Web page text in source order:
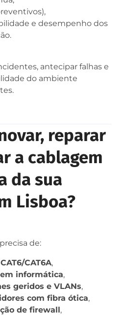
e desempenho dos
antecipar falhas e
do ambiente
reparar
a cablagem
da sua
Lisboa?
de:
CAT6A,
informática,
geridos e VLANs,
com fibra ótica,
de firewall,